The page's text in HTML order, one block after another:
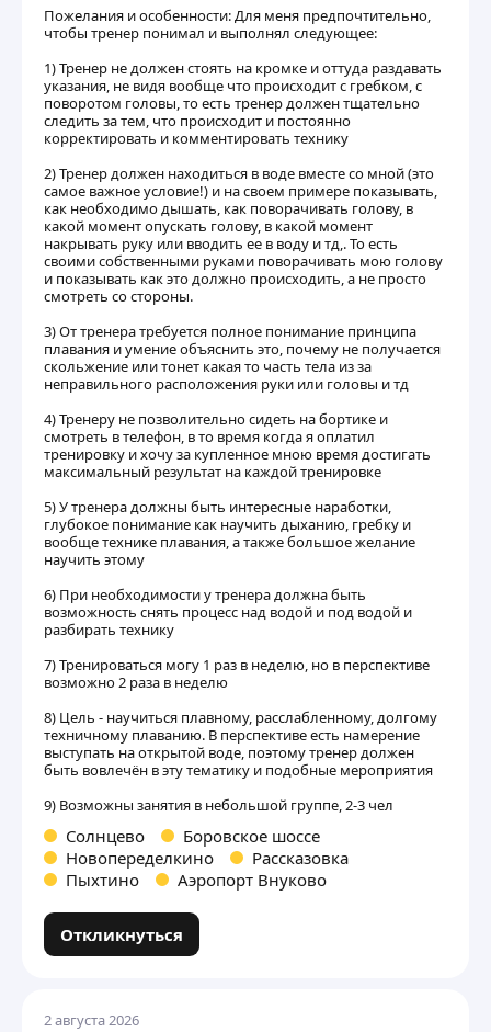
Пожелания и особенности: Для меня предпочтительно,
чтобы тренер понимал и выполнял следующее:
1) Тренер не должен стоять на кромке и оттуда раздавать
указания, не видя вообще что происходит с гребком, с
поворотом головы, то есть тренер должен тщательно
следить за тем, что происходит и постоянно
корректировать и комментировать технику
2) Тренер должен находиться в воде вместе со мной (это
самое важное условие!) и на своем примере показывать,
как необходимо дышать, как поворачивать голову, в
какой момент опускать голову, в какой момент
накрывать руку или вводить ее в воду и тд,. То есть
своими собственными руками поворачивать мою голову
и показывать как это должно происходить, а не просто
смотреть со стороны.
3) От тренера требуется полное понимание принципа
плавания и умение объяснить это, почему не получается
скольжение или тонет какая то часть тела из за
неправильного расположения руки или головы и тд
4) Тренеру не позволительно сидеть на бортике и
смотреть в телефон, в то время когда я оплатил
тренировку и хочу за купленное мною время достигать
максимальный результат на каждой тренировке
5) У тренера должны быть интересные наработки,
глубокое понимание как научить дыханию, гребку и
вообще технике плавания, а также большое желание
научить этому
6) При необходимости у тренера должна быть
возможность снять процесс над водой и под водой и
разбирать технику
7) Тренироваться могу 1 раз в неделю, но в перспективе
возможно 2 раза в неделю
8) Цель - научиться плавному, расслабленному, долгому
техничному плаванию. В перспективе есть намерение
выступать на открытой воде, поэтому тренер должен
быть вовлечён в эту тематику и подобные мероприятия
9) Возможны занятия в небольшой группе, 2-3 чел
Солнцево
Боровское шоссе
Новопеределкино
Рассказовка
Пыхтино
Аэропорт Внуково
Откликнуться
2 августа 2026